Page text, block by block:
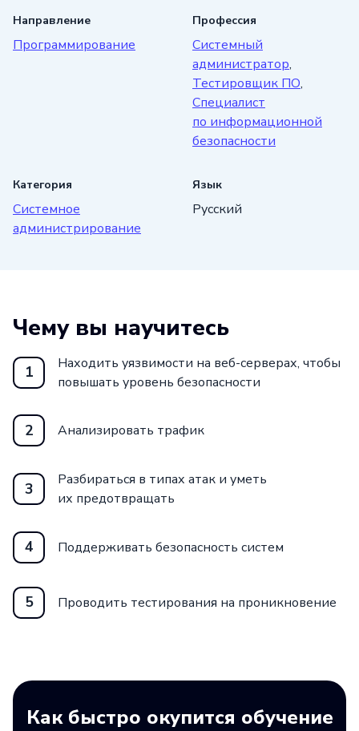
обеспечения безопасности информации,
тестирования программного обеспечения
и управления системами.
Преподаватели курса — профессионалы
своего дела, у которых есть опыт работы
в крупных IT-компаниях. Они будут
но и делиться своим опытом и лучшими
практиками.
применять свои знания в повседневной
и обеспечения безопасности своих
Присоединяйтесь к курсу и станьте
и информационной безопасности!
Направление
Программирование
Профессия
Системный
администратор,
Тестировщик ПО,
Специалист
по информационной
безопасности
Категория
Системное
администрирование
Язык
Русский
Чему вы научитесь
1
Находить уязвимости на веб-серверах, чтобы
повышать уровень безопасности
2 Анализировать трафик
3
Разбираться в типах атак и уметь
их предотвращать
4 Поддерживать безопасность систем
5 Проводить тестирования на проникновение
Как быстро окупится обучение